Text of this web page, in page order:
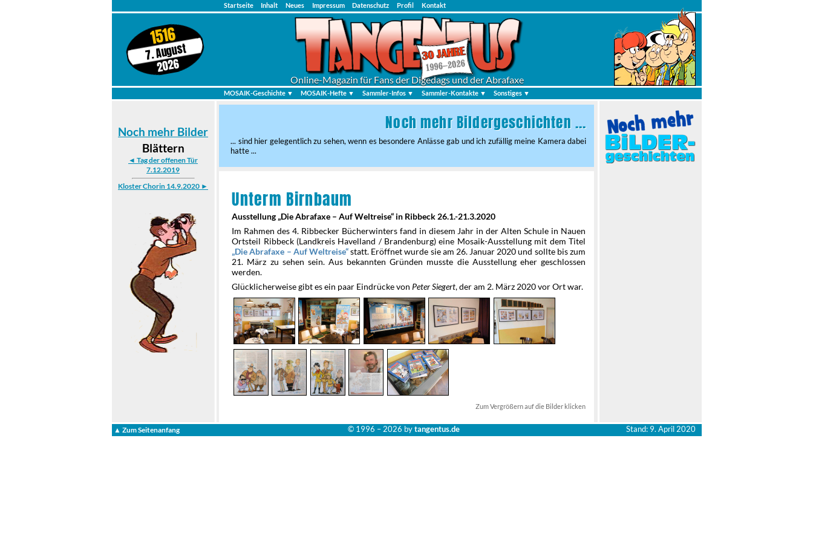
Startseite Inhalt Neues Impressum Datenschutz Profil Kontakt
1516
7. August
2026
Online-Magazin für Fans der Digedags und der Abrafaxe
MOSAIK-Geschichte ▼ MOSAIK-Hefte ▼ Sammler-Infos ▼ Sammler-Kontakte ▼ Sonstiges ▼
Noch mehr Bilder
Blättern
◄ Tag der offenen Tür
7.12.2019
Kloster Chorin 14.9.2020 ►
Noch mehr Bildergeschichten ...
... sind hier gelegentlich zu sehen, wenn es besondere Anlässe gab und ich zufällig meine Kamera dabei
hatte ...
Unterm Birnbaum
Ausstellung „Die Abrafaxe – Auf Weltreise“ in Ribbeck 26.1.-21.3.2020
Im Rahmen des 4. Ribbecker Bücherwinters fand in diesem Jahr in der Alten Schule in Nauen
Ortsteil Ribbeck (Landkreis Havelland / Brandenburg) eine Mosaik-Ausstellung mit dem Titel
Die Abrafaxe – Auf Weltreise statt. Eröffnet wurde sie am 26. Januar 2020 und sollte bis zum
21. März zu sehen sein. Aus bekannten Gründen musste die Ausstellung eher geschlossen
werden.
Glücklicherweise gibt es ein paar Eindrücke von Peter Siegert, der am 2. März 2020 vor Ort war.
Zum Vergrößern auf die Bilder klicken
▲ Zum Seitenanfang © 1996 –2026 bytangentus.de Stand: 9. April 2020